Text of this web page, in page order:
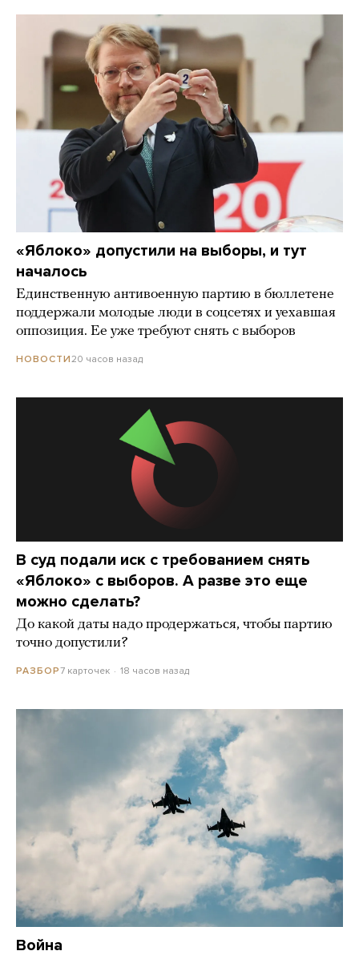
«Яблоко» допустили на выборы, и тут
началось
Единственную антивоенную партию в бюллетене
поддержали молодые люди в соцсетях и уехавшая
оппозиция. Ее уже требуют снять с выборов
НОВОСТИ20 часов назад
В суд подали иск с требованием снять
«Яблоко» с выборов. А разве это еще
можно сделать?
До какой даты надо продержаться, чтобы партию
точно допустили?
РАЗБОР7 карточек 18 часов назад
Война